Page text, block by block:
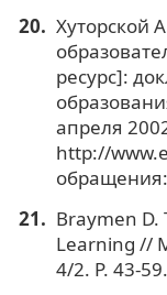
Хуторской
ресурс]:
апреля
http://
Braymen
Learning //
4/2. P. 43-59.